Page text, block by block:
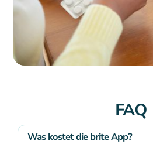
FAQ
Was kostet die brite App?